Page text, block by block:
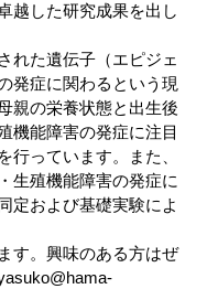
越した研究成果を出し
れた遺伝子（エピジェ
発症に関わるという現
親の栄養状態と出生後
機能障害の発症に注目
行っています。また、
生殖機能障害の発症に
定および基礎実験によ
す。興味のある方はぜ